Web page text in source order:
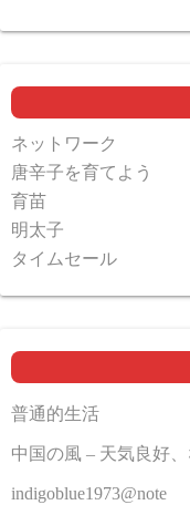
ネットワーク
唐辛子を育てよう
育苗
明太子
タイムセール
普通的生活
中国の風 – 天気良好
indigoblue1973@note